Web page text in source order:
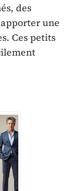
des
une
Ces petits